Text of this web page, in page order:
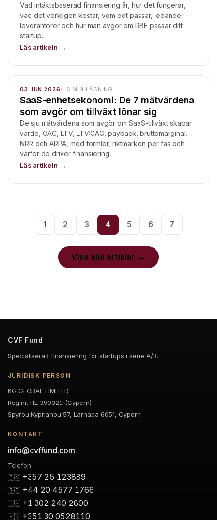
Vad intäktsbaserad finansiering är, hur det fungerar,
vad det verkligen kostar, vem det passar, ledande
leverantörer och hur man avgör om RBF passar ditt
startup.
Läs artikeln
03 JUN 2026 6 MIN LÄSNING
SaaS-enhetsekonomi: De 7 mätvärdena
som avgör om tillväxt lönar sig
De sju mätvärdena som avgör om SaaS-tillväxt skapar
värde, CAC, LTV, LTV:CAC, payback, bruttomarginal,
NRR och ARPA, med formler, riktmärken per fas och
varför de driver finansiering.
Läs artikeln
1 2 3 4 5 6 7
Visa alla artiklar
CVF Fund
Specialiserad finansiering för startups i serie A/B.
JURIDISK PERSON
KG GLOBAL LIMITED
Reg.nr. HE 399323 (Cypern)
Spyrou Kyprianou 57, Larnaca 6051, Cypern
KONTAKT
info@cvffund.com
Telefon
🇨🇾 +357 25 123889
🇬🇧 +44 20 4577 1766
🇺🇸 +1 302 240 2890
🇵🇹 +351 30 0528110